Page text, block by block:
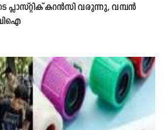
പ്ലാസ്റ്റിക് കറൻസി വരുന്നു, വമ്പൻ